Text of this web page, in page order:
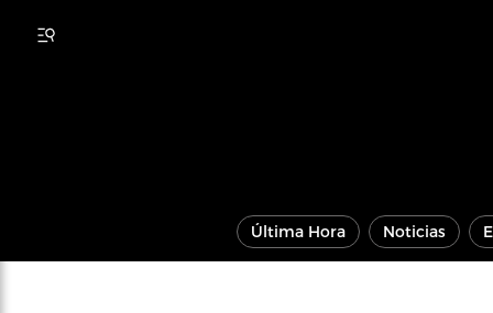
Última Hora Noticias